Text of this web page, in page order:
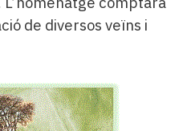
de diversos veïns i